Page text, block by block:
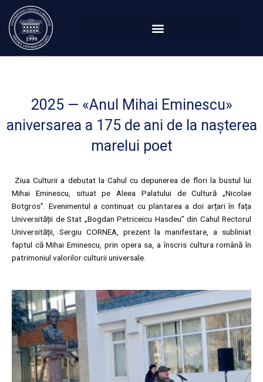
Перейти
содержимому
2025 — «Anul Mihai Eminescu»
aniversarea a 175 de ani de la nașterea
marelui poet
Ziua Culturii a debutat la Cahul cu depunerea de flori la bustul lui
Mihai Eminescu, situat pe Aleea Palatului de Cultură „Nicolae
Botgros”. Evenimentul a continuat cu plantarea a doi arțari în fața
Universității de Stat „Bogdan Petriceicu Hasdeu” din Cahul Rectorul
Universității, Sergiu CORNEA, prezent la manifestare, a subliniat
faptul că Mihai Eminescu, prin opera sa, a înscris cultura română în
patrimoniul valorilor culturii universale.